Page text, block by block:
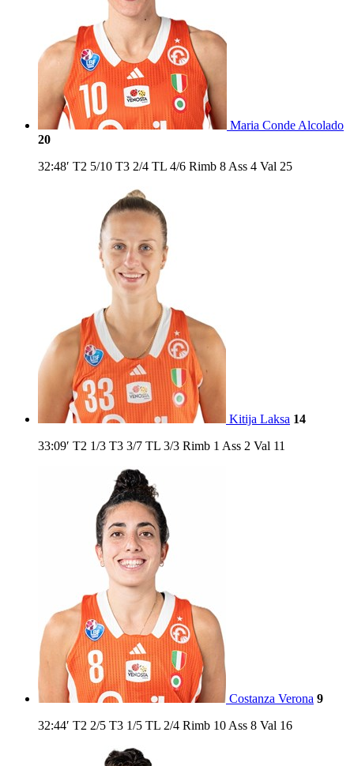
Maria Conde Alcolado
20
32:48′ T2 5/10 T3 2/4 TL 4/6 Rimb 8 Ass 4 Val 25
Kitija Laksa 14
33:09′ T2 1/3 T3 3/7 TL 3/3 Rimb 1 Ass 2 Val 11
Costanza Verona 9
32:44′ T2 2/5 T3 1/5 TL 2/4 Rimb 10 Ass 8 Val 16